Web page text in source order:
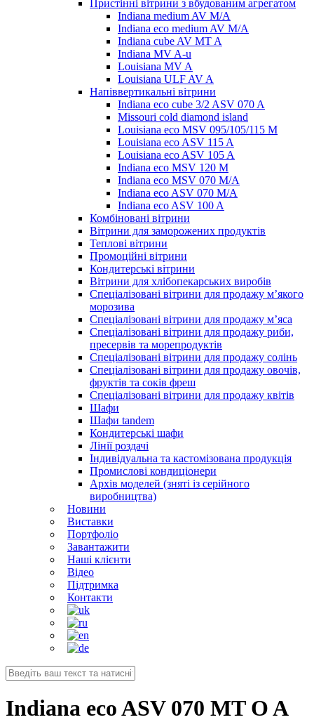
Пристінні вітрини з вбудованим агрегатом
Indiana medium AV M/A
Indiana eco medium AV M/A
Indiana cube AV MT A
Indiana MV A-u
Louisiana MV A
Louisiana ULF AV A
Напіввертикальні вітрини
Indiana eco cube 3/2 ASV 070 A
Missouri cold diamond island
Louisiana eco MSV 095/105/115 M
Louisiana eco ASV 115 A
Louisiana eco ASV 105 A
Indiana eco MSV 120 M
Indiana eco MSV 070 M/A
Indiana eco ASV 070 M/A
Indiana eco ASV 100 A
Комбіновані вітрини
Вітрини для заморожених продуктів
Теплові вітрини
Промоційні вітрини
Кондитерські вітрини
Вітрини для хлібопекарських виробів
Спеціалізовані вітрини для продажу м’якого
морозива
Спеціалізовані вітрини для продажу м’яса
Спеціалізовані вітрини для продажу риби,
пресервів та морепродуктів
Спеціалізовані вітрини для продажу солінь
Спеціалізовані вітрини для продажу овочів,
фруктів та соків фреш
Спеціалізовані вітрини для продажу квітів
Шафи
Шафи tandem
Кондитерські шафи
Лінії роздачі
Індивідуальна та кастомізована продукція
Промислові кондиціонери
Архів моделей (зняті із серійного
виробництва)
Новини
Виставки
Портфоліо
Завантажити
Наші клієнти
Відео
Підтримка
Контакти
Indiana eco ASV 070 MT O A